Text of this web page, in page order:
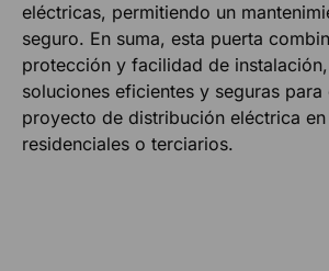
eléctricas, permitiendo un
seguro. En suma, esta puerta
protección y facilidad de
soluciones eficientes y seguras para
proyecto de distribución eléctrica
residenciales o terciarios.